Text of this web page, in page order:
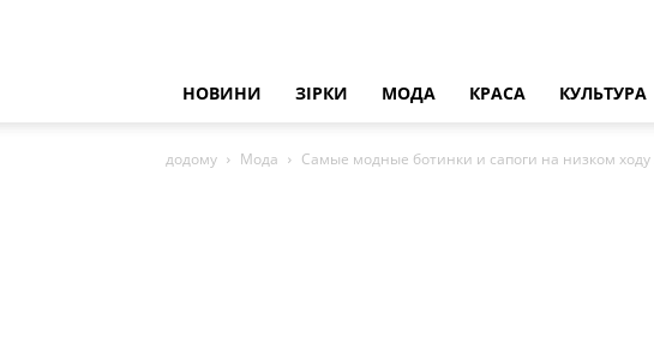
НОВИНИ ЗІРКИ МОДА КРАСА КУЛЬТУРА
додому Мода Самые модные ботинки и сапоги на низком ходу